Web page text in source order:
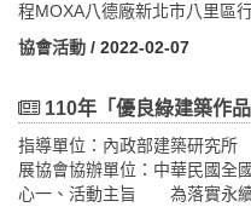
程MOXA八德廠新北市八里區
五期OFFICE棟新建工程土城
IKEA桃園店桃園市中路二號社
協會活動 / 2022-02-07
110年「優良綠建築作品評
指導單位：內政部建築研究
展協會協辦單位：中華民國全
心一、活動主旨 為落實永續